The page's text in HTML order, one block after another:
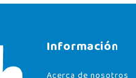
Información